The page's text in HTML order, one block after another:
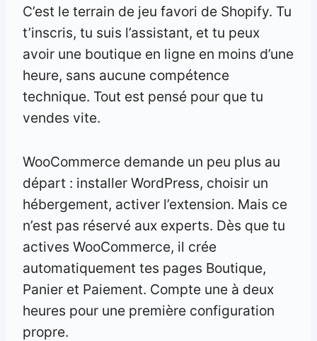
C’est le terrain de jeu favori de Shopify. Tu
t’inscris, tu suis l’assistant, et tu peux
avoir une boutique en ligne en moins d’une
heure, sans aucune compétence
technique. Tout est pensé pour que tu
vendes vite.
WooCommerce demande un peu plus au
départ : installer WordPress, choisir un
hébergement, activer l’extension. Mais ce
n’est pas réservé aux experts. Dès que tu
actives WooCommerce, il crée
automatiquement tes pages Boutique,
Panier et Paiement. Compte une à deux
heures pour une première configuration
propre.